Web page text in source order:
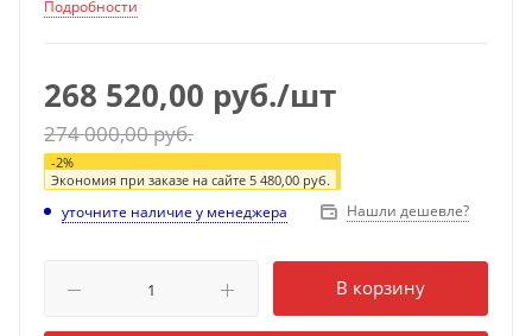
Подробности
268 520,00 руб./шт
274 000,00руб.
-2%
Экономия при заказе на сайте 5 480,00 руб.
уточните наличие у менеджера Нашли дешевле?
В корзину